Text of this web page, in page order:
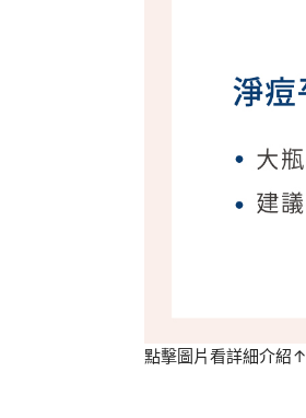
點擊圖片看詳細介紹↑